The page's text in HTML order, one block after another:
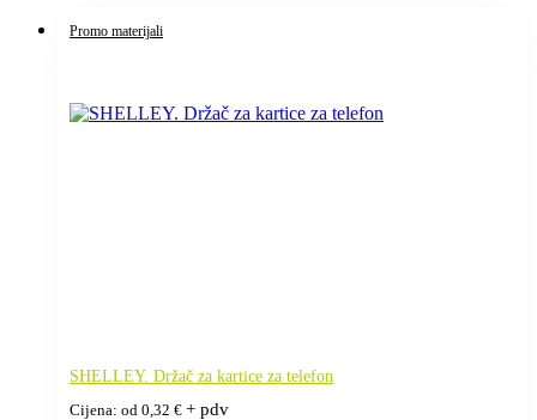
Promo materijali
SHELLEY. Držač za kartice za telefon
Cijena: od 0,32 € + pdv